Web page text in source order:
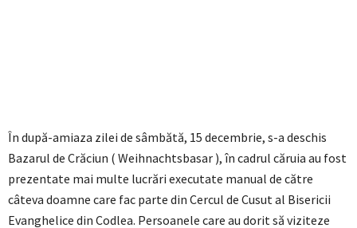
În după-amiaza zilei de sâmbătă, 15 decembrie, s-a deschis
Bazarul de Crăciun ( Weihnachtsbasar ), în cadrul căruia au fost
prezentate mai multe lucrări executate manual de către
câteva doamne care fac parte din Cercul de Cusut al Bisericii
Evanghelice din Codlea. Persoanele care au dorit să viziteze